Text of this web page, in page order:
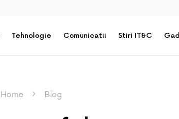
Tehnologie Comunicatii Stiri IT&C
Home Blog